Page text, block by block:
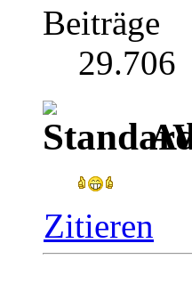
Beiträge
29.706
Zitieren